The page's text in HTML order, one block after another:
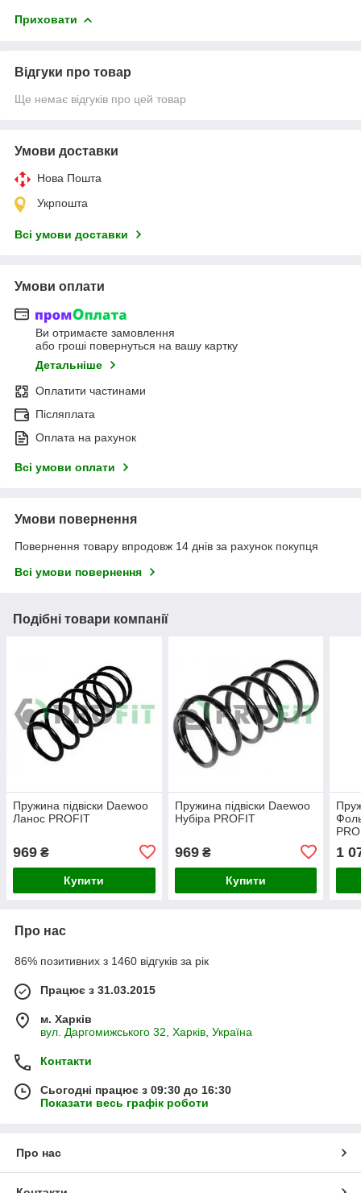
Приховати
Відгуки про товар
Ще немає відгуків про цей товар
Умови доставки
Нова Пошта
Укрпошта
Всі умови доставки
Умови оплати
Ви отримаєте замовлення
або гроші повернуться на вашу картку
Детальніше
Оплатити частинами
Післяплата
Оплата на рахунок
Всі умови оплати
Умови повернення
Повернення товару впродовж 14 днів за рахунок покупця
Всі умови повернення
Подібні товари компанії
Пружина підвіски Daewoo
Ланос PROFIT
969 ₴
Купити
Пружина підвіски Daewoo
Нубіра PROFIT
969₴
Купити
1
Про нас
86% позитивних з 1460 відгуків за рік
Працює з 31.03.2015
м. Харків
вул. Даргомижського 32, Харків, Україна
Контакти
Сьогодні працює з 09:30 до 16:30
Показати весь графік роботи
Про нас